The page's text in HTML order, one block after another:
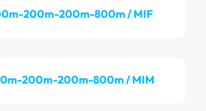
200m-200m-800m / MIF
200m-200m-800m / MIM